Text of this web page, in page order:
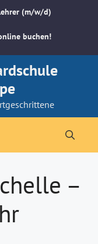
(m/w/d)
buchen!
–